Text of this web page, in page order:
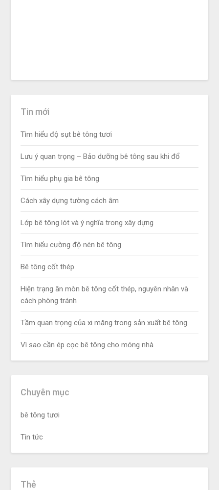
Tin mới
Tìm hiểu độ sụt bê tông tươi
Lưu ý quan trọng – Bảo dưỡng bê tông sau khi đổ
Tìm hiểu phụ gia bê tông
Cách xây dựng tường cách âm
Lớp bê tông lót và ý nghĩa trong xây dựng
Tìm hiểu cường độ nén bê tông
Bê tông cốt thép
Hiện trạng ăn mòn bê tông cốt thép, nguyên nhân và
cách phòng tránh
Tầm quan trọng của xi măng trong sản xuất bê tông
Vì sao cần ép cọc bê tông cho móng nhà
Chuyên mục
bê tông tươi
Tin tức
Thẻ